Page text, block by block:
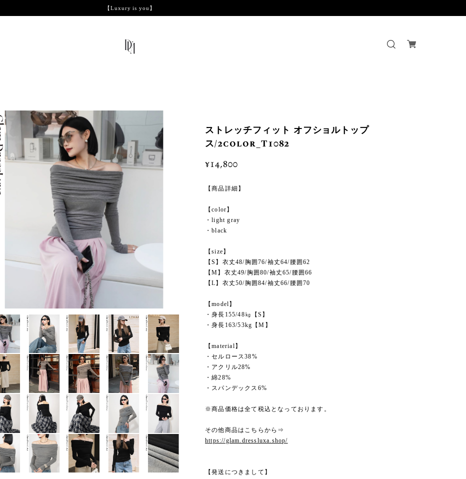
【Luxury is you】
ストレッチフィット オフショルトップ
ス/2color_T1082
¥14,800
【商品詳細】
【color】
・light gray
・black
【size】
【S】衣丈48/胸囲76/袖丈64/腰囲62
【M】衣丈49/胸囲80/袖丈65/腰囲66
【L】衣丈50/胸囲84/袖丈66/腰囲70
【model】
・身長155/48㎏【S】
・身長163/53kg【M】
【material】
・セルロース38%
・アクリル28%
・綿28%
・スパンデックス6%
※商品価格は全て税込となっております。
その他商品はこちらから⇒
https://glam.dressluxa.shop/
【発送につきまして】